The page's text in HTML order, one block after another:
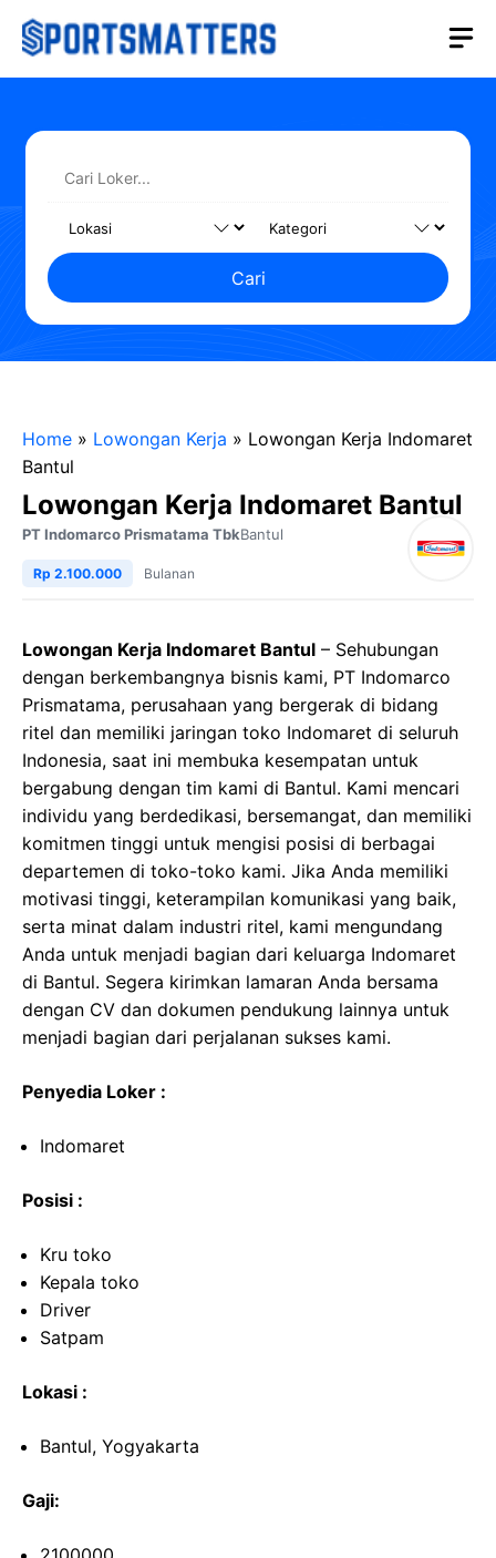
Langsung
Cari
Home » Lowongan Kerja » Lowongan Kerja Indomaret
Bantul
Lowongan Kerja Indomaret Bantul
PT Indomarco Prismatama TbkBantul
Rp 2.100.000 Bulanan
Lowongan Kerja Indomaret Bantul – Sehubungan
dengan berkembangnya bisnis kami, PT Indomarco
Prismatama, perusahaan yang bergerak di bidang
ritel dan memiliki jaringan toko Indomaret di seluruh
Indonesia, saat ini membuka kesempatan untuk
bergabung dengan tim kami di Bantul. Kami mencari
individu yang berdedikasi, bersemangat, dan memiliki
komitmen tinggi untuk mengisi posisi di berbagai
departemen di toko-toko kami. Jika Anda memiliki
motivasi tinggi, keterampilan komunikasi yang baik,
serta minat dalam industri ritel, kami mengundang
Anda untuk menjadi bagian dari keluarga Indomaret
di Bantul. Segera kirimkan lamaran Anda bersama
dengan CV dan dokumen pendukung lainnya untuk
menjadi bagian dari perjalanan sukses kami.
Penyedia Loker :
Indomaret
Posisi :
Kru toko
Kepala toko
Driver
Satpam
Lokasi :
Bantul, Yogyakarta
Gaji: